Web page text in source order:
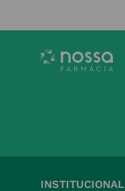
INSTITUCIONAL